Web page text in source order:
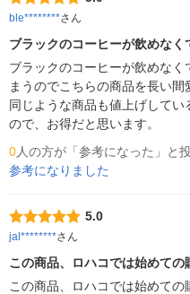
ble********さん
ブラックのコーヒーが飲めな
ブラックのコーヒーが飲めな
まうのでこちらの商品を長い
同じような商品も値上げして
ので、お得だと思います。
0人の方が「参考になった」と
参考になりました
5.0
jal********さん
この商品、ロハコでは始めて
この商品、ロハコでは始めて